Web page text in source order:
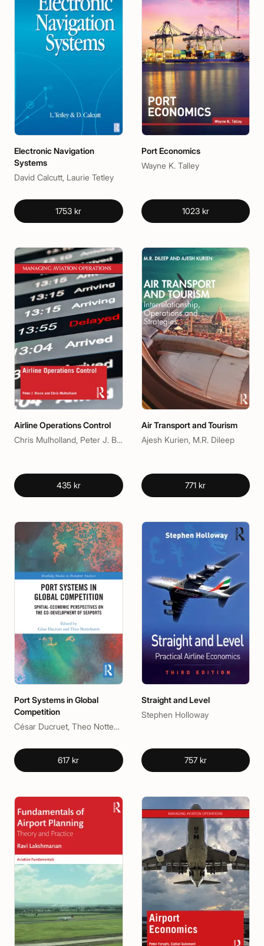
Electronic Navigation
Systems
David Calcutt, Laurie Tetley
1753 kr
Port Economics
Wayne K. Talley
1023 kr
Airline Operations Control
Chris Mulholland, Peter J. Bruce
435 kr
Air Transport and Tourism
Ajesh Kurien, M.R. Dileep
771 kr
Port Systems in Global
Competition
César Ducruet, Theo Notteboom
617 kr
Straight and Level
Stephen Holloway
757 kr